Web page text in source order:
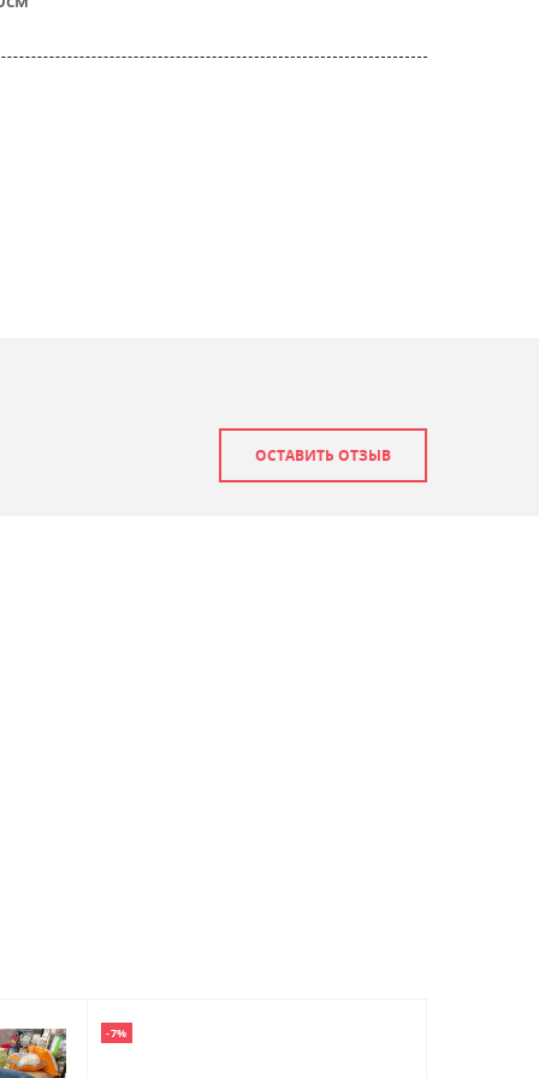
ОСТАВИТЬ ОТЗЫВ
-7%